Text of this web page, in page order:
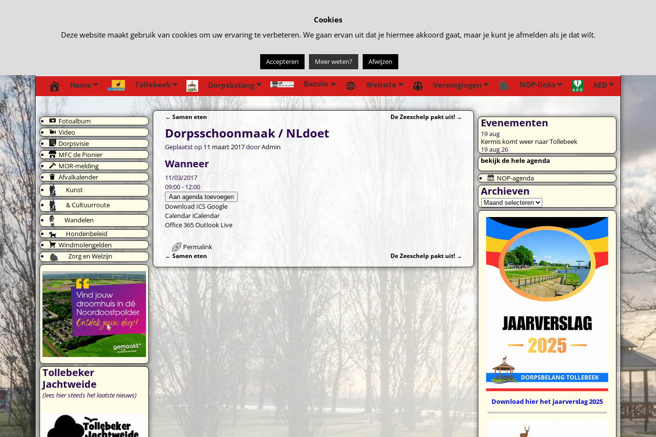
Home Tollebeek Dorpsbelang Bazuin Website Verenigingen NOP-links AED
← Samen eten De Zeeschelp pakt uit! →
Dorpsschoonmaak / NLdoet
Geplaatst op 11 maart 2017doorAdmin
Wanneer
11/03/2017
09:00 - 12:00
Aan agenda toevoegen
Download ICSGoogle
Calendar iCalendar
Office 365Outlook Live
Permalink
Bericht navigatie
← Samen eten De Zeeschelp pakt uit! →
Fotoalbum
Video
Dorpsvisie
MFC de Pionier
MOR-melding
Afvalkalender
Kunst
& Cultuurroute
Wandelen
Hondenbeleid
Windmolengelden
Zorg en Welzijn
Tollebeker
Jachtweide
(lees hier steeds het laatste nieuws)
Evenementen
19aug
Kermis komt weer naar Tollebeek
19 aug 26
bekijk de hele agenda
NOP-agenda
Archieven
Download hier het jaarverslag 2025
Cookies
Deze website maakt gebruik van cookies om uw ervaring te verbeteren. We gaan ervan uit dat je hiermee akkoord gaat, maar je kunt je afmelden als je dat wilt.
Accepteren Meer weten? Afwijzen